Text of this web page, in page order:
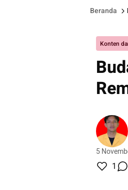
Beranda
Konten
5
1